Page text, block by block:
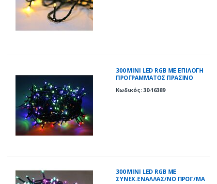
300 ΜΙΝΙ LED RGB ΜΕ ΕΠΙΛΟΓΗ
ΠΡΟΓΡΑΜΜΑΤΟΣ ΠΡΑΣΙΝΟ
Κωδικός: 30-16389
300 ΜΙΝΙ LED RGB ΜΕ
ΣΥΝΕΧ.ΕΝΑΛΛΑΣ/ΝΟ ΠΡΟΓ/ΜΑ